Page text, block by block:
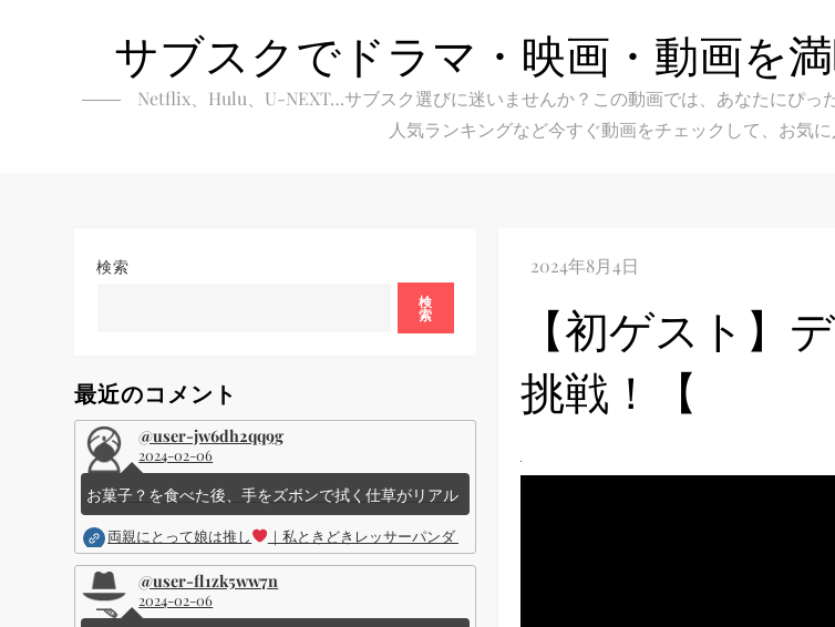
サブスクでドラマ・映画・動画を
Netflix、Hulu、U-NEXT…サブスク選びに迷いませんか？この動画では、あなたにぴっ
人気ランキングなど今すぐ動画をチェックして、お気
【初ゲスト】
挑戦！【
検索
検
索
最近のコメント
@user-jw6dh2qq9g
2024-02-06
お菓子？を食べた後、手をズボンで拭く仕草がリアル
両親にとって娘は推し ｜私ときどきレッサーパンダ ｜Disney (ディズニープラス）
@user-fl1zk5ww7n
2024-02-06